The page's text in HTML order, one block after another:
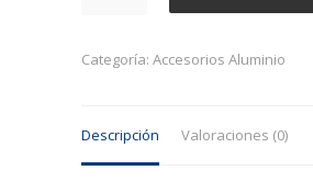
x
Categoría: Accesorios Aluminio
Descripción Valoraciones (0)